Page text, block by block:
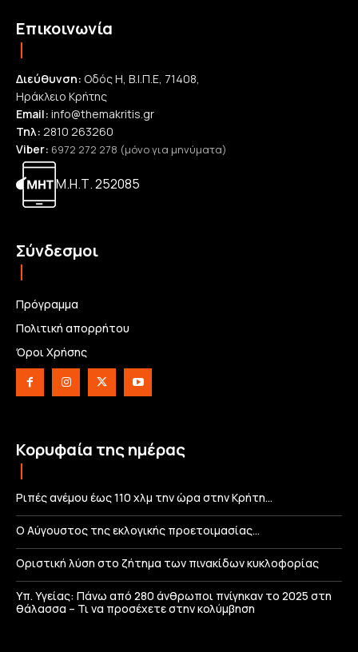
Επικοινωνία
Διεύθυνση: Οδός Η, Β.Ι.Π.Ε, 71408,
Ηράκλειο Κρήτης
Email: info@themakritis.gr
Τηλ: 2810 263260
Viber: 6972 272 278 (μόνο για μηνύματα)
Μ.Η.Τ. 252085
Σύνδεσμοι
Πρόγραμμα
Πολιτική απορρήτου
Όροι Χρήσης
Κορυφαία της ημέρας
Ριπές ανέμου έως 110 χλμ την ώρα στην Κρήτη…
Ο Αύγουστος της εκλογικής προετοιμασίας…
Οριστική λύση στο ζήτημα των πινακίδων κυκλοφορίας
Υπ. Υγείας: Πάνω από 280 άνθρωποι πνίγηκαν το 2025 στη
θάλασσα – Τι να προσέχετε στην κολύμβηση